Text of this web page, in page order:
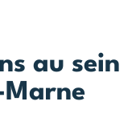
au sein
Marne